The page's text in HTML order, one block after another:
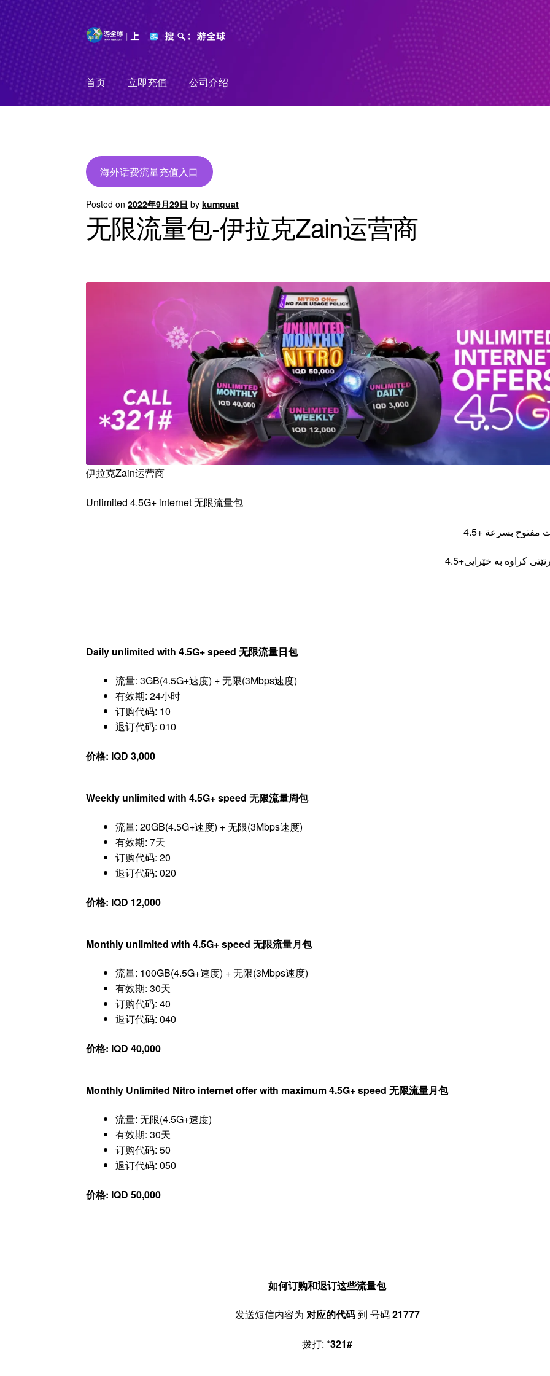
Skip
to
navigation
Skip
to
content
首页
立即充值 公司介绍
海外话费流量充值入口
Posted on2022年9月29日 bykumquat
无限流量包-伊拉克Zain运营商
伊拉克Zain运营商
Unlimited 4.5G+ internet 无限流量包
مفتوح بسرعة +4.5
کراوە بە خێرایی+4.5
Daily unlimited with 4.5G+ speed 无限流量日包
流量: 3GB(4.5G+速度) + 无限(3Mbps速度)
有效期: 24小时
订购代码: 10
退订代码: 010
价格: IQD 3,000
Weekly unlimited with 4.5G+ speed 无限流量周包
流量: 20GB(4.5G+速度) + 无限(3Mbps速度)
有效期: 7天
订购代码: 20
退订代码: 020
价格: IQD 12,000
Monthly unlimited with 4.5G+ speed 无限流量月包
流量: 100GB(4.5G+速度) + 无限(3Mbps速度)
有效期: 30天
订购代码: 40
退订代码: 040
价格: IQD 40,000
Monthly Unlimited Nitro internet offer with maximum 4.5G+ speed 无限流量月包
流量: 无限(4.5G+速度)
有效期: 30天
订购代码: 50
退订代码: 050
价格: IQD 50,000
如何订购和退订这些流量包
发送短信内容为 对应的代码到 号码21777
拨打:*321#